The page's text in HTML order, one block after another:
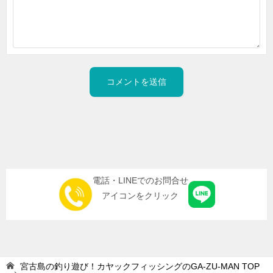
電話・LINEでのお問合せ
アイコンをクリック
宮古島の釣り遊び！カヤックフィッシングのGA-ZU-MAN TOP